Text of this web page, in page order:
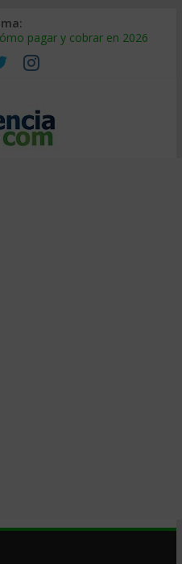
pagar y cobrar en 2026
qué sale tan caro
auditarla a tiempo
suministro: qué hacer
segmentarlo y venderle